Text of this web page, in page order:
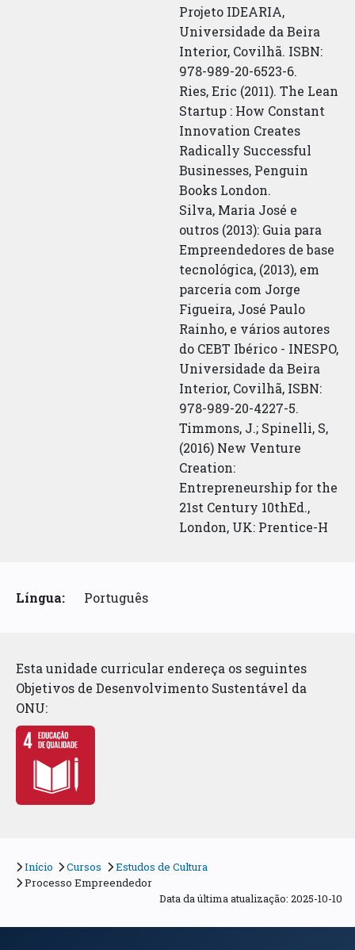
Projeto IDEARIA,
Universidade da Beira
Interior, Covilhã. ISBN:
978-989-20-6523-6.
Ries, Eric (2011). The Lean
Startup : How Constant
Innovation Creates
Radically Successful
Businesses, Penguin
Books London.
Silva, Maria José e
outros (2013): Guia para
Empreendedores de base
tecnológica, (2013), em
parceria com Jorge
Figueira, José Paulo
Rainho, e vários autores
do CEBT Ibérico - INESPO,
Universidade da Beira
Interior, Covilhã, ISBN:
978-989-20-4227-5.
Timmons, J.; Spinelli, S,
(2016) New Venture
Creation:
Entrepreneurship for the
21st Century 10thEd.,
London, UK: Prentice-H
Língua: Português
Esta unidade curricular endereça os seguintes
Objetivos de Desenvolvimento Sustentável da
ONU:
Início Cursos
Estudos de Cultura
Processo Empreendedor
Data da última atualização: 2025-10-10